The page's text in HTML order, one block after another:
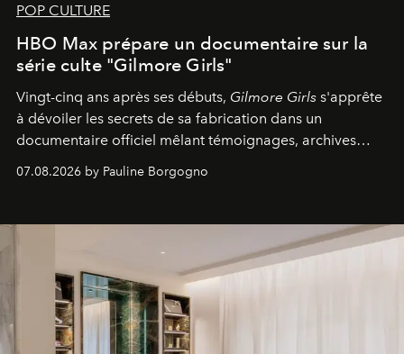
POP CULTURE
HBO Max prépare un documentaire sur la
série culte "Gilmore Girls"
Vingt-cinq ans après ses débuts, Gilmore Girls s'apprête
à dévoiler les secrets de sa fabrication dans un
documentaire officiel mêlant témoignages, archives
inédites et plongée dans les coulisses d'un phénomène
générationnel.
07.08.2026 by Pauline Borgogno